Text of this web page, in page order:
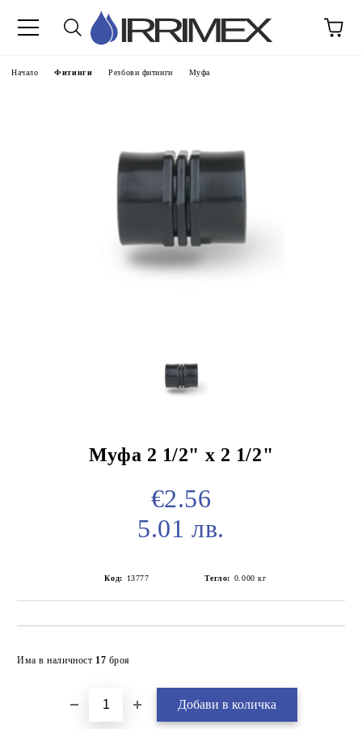
Начало Фитинги Резбови фитинги Муфа
Муфа 2 1/2" х 2 1/2"
€2.56
5.01 лв.
Код: 13777 Тегло: 0.000 кг
Има в наличност 17 броя